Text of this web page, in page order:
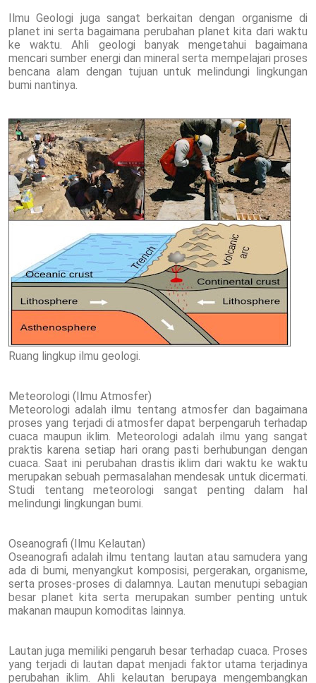
Ilmu Geologi juga sangat berkaitan dengan organisme di
planet ini serta bagaimana perubahan planet kita dari waktu
ke waktu. Ahli geologi banyak mengetahui bagaimana
mencari sumber energi dan mineral serta mempelajari proses
bencana alam dengan tujuan untuk melindungi lingkungan
bumi nantinya.
Ruang lingkup ilmu geologi.
Meteorologi (Ilmu Atmosfer)
Meteorologi adalah ilmu tentang atmosfer dan bagaimana
proses yang terjadi di atmosfer dapat berpengaruh terhadap
cuaca maupun iklim. Meteorologi adalah ilmu yang sangat
praktis karena setiap hari orang pasti berhubungan dengan
cuaca. Saat ini perubahan drastis iklim dari waktu ke waktu
merupakan sebuah permasalahan mendesak untuk dicermati.
Studi tentang meteorologi sangat penting dalam hal
melindungi lingkungan bumi.
Oseanografi (Ilmu Kelautan)
Oseanografi adalah ilmu tentang lautan atau samudera yang
ada di bumi, menyangkut komposisi, pergerakan, organisme,
serta proses-proses di dalamnya. Lautan menutupi sebagian
besar planet kita serta merupakan sumber penting untuk
makanan maupun komoditas lainnya.
Lautan juga memiliki pengaruh besar terhadap cuaca. Proses
yang terjadi di lautan dapat menjadi faktor utama terjadinya
perubahan iklim. Ahli kelautan berupaya mengembangkan